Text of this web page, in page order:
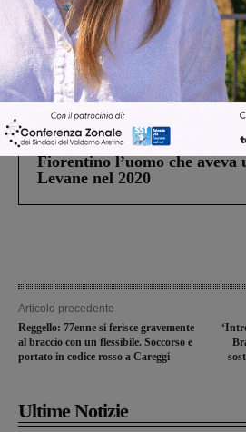
Cronaca 4 Agosto 2026
Un anno fa la strage in A1
Gianni, Giulia e Franco. Lo
processo, lo stop ai sorpassi
Cronaca 3 Agosto 2026
Scomparso da una struttura
Fiorentino l’uomo che aveva
Levane nel 2020
Articolo precedente
Reggello: 77enne si ferisce gravemente
al braccio con un flessibile. Soccorso e
portato in codice rosso a Careggi
Ultime Notizie